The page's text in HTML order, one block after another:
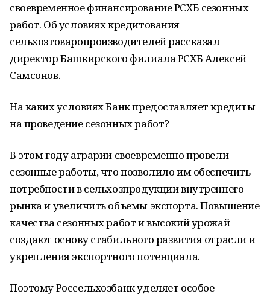
своевременное финансирование РСХБ сезонных
работ. Об условиях кредитования
сельхозтоваропроизводителей рассказал
директор Башкирского филиала РСХБ Алексей
Самсонов.
На каких условиях Банк предоставляет кредиты
на проведение сезонных работ?
В этом году аграрии своевременно провели
сезонные работы, что позволило им обеспечить
потребности в сельхозпродукции внутреннего
рынка и увеличить объемы экспорта. Повышение
качества сезонных работ и высокий урожай
создают основу стабильного развития отрасли и
укрепления экспортного потенциала.
Поэтому Россельхозбанк уделяет особое